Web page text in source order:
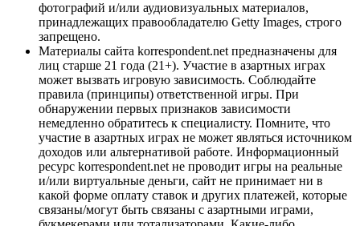
фотографий и/или аудиовизуальных материалов,
принадлежащих правообладателю Getty Images, строго
запрещено.
Материалы сайта korrespondent.net предназначены для
лиц старше 21 года (21+). Участие в азартных играх
может вызвать игровую зависимость. Соблюдайте
правила (принципы) ответственной игры. При
обнаружении первых признаков зависимости
немедленно обратитесь к специалисту. Помните, что
участие в азартных играх не может являться источником
доходов или альтернативой работе. Информационный
ресурс korrespondent.net не проводит игры на реальные
и/или виртуальные деньги, сайт не принимает ни в
какой форме оплату ставок и других платежей, которые
связаны/могут быть связаны с азартными играми,